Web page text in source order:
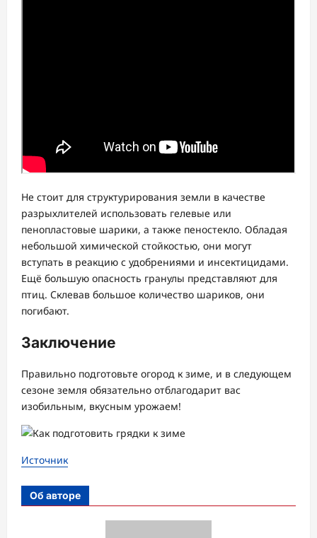
Не стоит для структурирования земли в качестве
разрыхлителей использовать гелевые или
пенопластовые шарики, а также пеностекло. Обладая
небольшой химической стойкостью, они могут
вступать в реакцию с удобрениями и инсектицидами.
Ещё большую опасность гранулы представляют для
птиц. Склевав большое количество шариков, они
погибают.
Заключение
Правильно подготовьте огород к зиме, и в следующем
сезоне земля обязательно отблагодарит вас
изобильным, вкусным урожаем!
Источник
Об авторе